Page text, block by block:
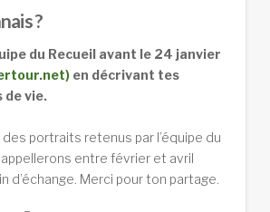
?
du Recueil avant le 24 janvier
en décrivant tes
de vie.
portraits retenus par l’équipe du
entre février et avril
d’échange. Merci pour ton partage.